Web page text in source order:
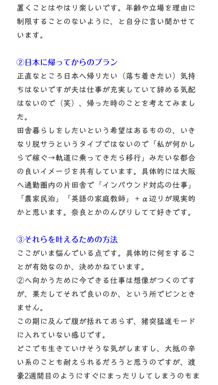
置くことはやはり楽しいです。年齢や立場を理由に
制限することのないように、と自分に言い聞かせて
います。
②日本に帰ってからのプラン
正直なところ日本へ帰りたい（落ち着きたい）気持
ちはないですが夫は仕事が充実していて辞める気配
はないので（笑）、帰った時のことを考えてみまし
た。
田舎暮らしをしたいという希望はあるものの、いき
なり脱サラというタイプではないので「私が何かし
らで稼ぐ→軌道に乗ってきたら移行」みたいな都合
の良いイメージを共有しています。具体的には大阪
へ通勤圏内の片田舎で「インバウンド対応の仕事」
「農家民泊」「英語の家庭教師」＋α辺りが現実的
かと思います。奈良とかのんびりしてて好きです。
③それらを叶えるための方法
ここがいま悩んでいる点です。具体的に何をするこ
とが有効なのか、決めかねています。
②へ向かうために今できる仕事は想像がつくのです
が、果たしてそれで良いのか、という所でピンとき
ません。
この期に及んで腹が括れておらず、猪突猛進モード
に入れていない感じです。
どこでも生きていけそうな気がしますし、大抵の辛
い系のことも耐えられるだろうと思うのですが、渡
豪2週間目のようにすぐにまったりしてしまうのもま